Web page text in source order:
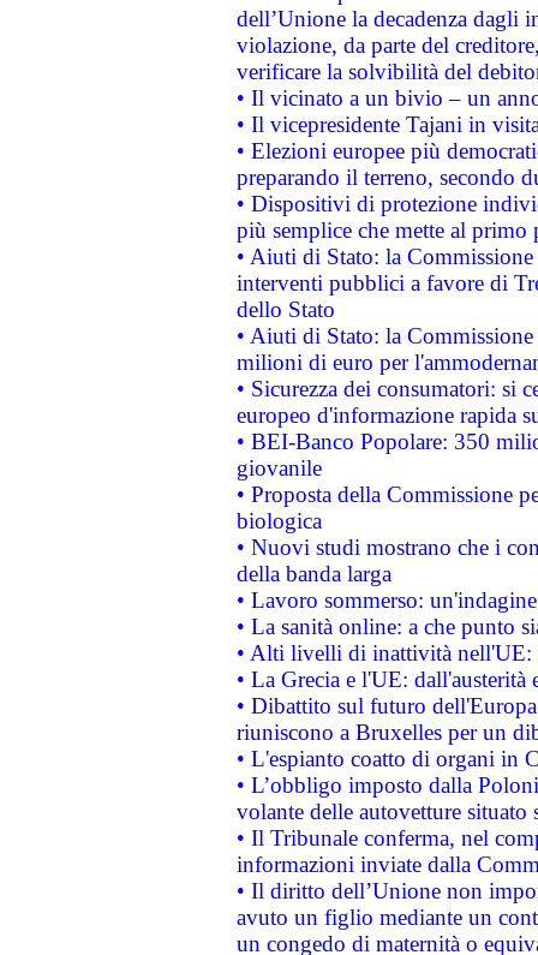
dell’Unione la decadenza dagli
violazione, da parte del
verificare la solvibilità del
• Il vicinato a un bivio – un
• Il vicepresidente Tajani in
• Elezioni europee più
preparando il terreno, secondo
• Dispositivi di protezione
più semplice che mette al primo
• Aiuti di Stato: la
interventi pubblici a favore di
dello Stato
• Aiuti di Stato: la
milioni di euro per
• Sicurezza dei consumatori: si
europeo d'informazione rapida
• BEI-Banco Popolare: 350
giovanile
• Proposta della Commissione
biologica
• Nuovi studi mostrano che i
della banda larga
• Lavoro sommerso:
• La sanità online: a che punto
• Alti livelli di inattività nell'UE:
• La Grecia e l'UE: dall'austerità
• Dibattito sul futuro
riuniscono a Bruxelles per un
• L'espianto coatto di organi in
• L’obbligo imposto dalla
volante delle autovetture
• Il Tribunale conferma, nel
informazioni inviate dalla
• Il diritto dell’Unione non
avuto un figlio mediante un
un congedo di maternità o